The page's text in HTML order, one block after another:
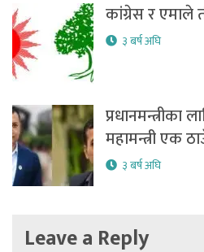
कांग्रेस र एमाले
३ बर्ष अघि
प्रधानमन्त्रीका
महामन्त्री एक
३ बर्ष अघि
Leave a Reply